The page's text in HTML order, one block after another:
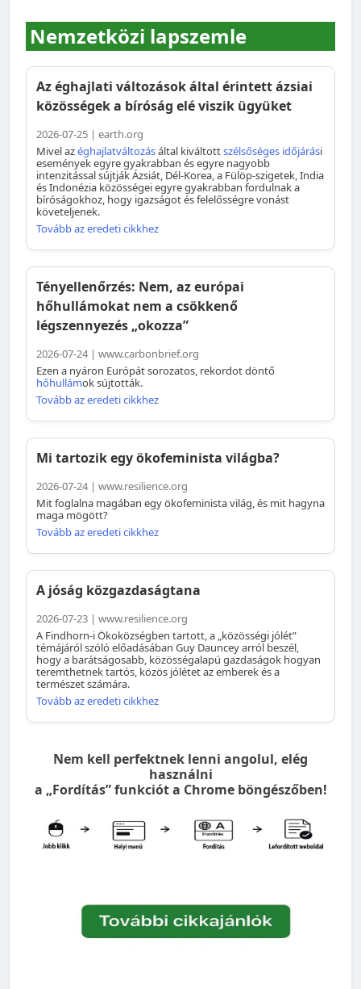
Nemzetközi lapszemle
Az éghajlati változások által érintett ázsiai
közösségek a bíróság elé viszik ügyüket
2026-07-25 | earth.org
Mivel azéghajlatváltozásáltal kiváltottszélsőséges időjárási
események egyre gyakrabban és egyre nagyobb
intenzitással sújtják Ázsiát, Dél-Korea, a Fülöp-szigetek, India
és Indonézia közösségei egyre gyakrabban fordulnak a
bíróságokhoz, hogy igazságot és felelősségre vonást
követeljenek.
Tovább az eredeti cikkhez
Tényellenőrzés: Nem, az európai
hőhullámokat nem a csökkenő
légszennyezés „okozza”
2026-07-24 | www.carbonbrief.org
Ezen a nyáron Európát sorozatos, rekordot döntő
hőhullámok sújtották.
Tovább az eredeti cikkhez
Mi tartozik egy ökofeminista világba?
2026-07-24 | www.resilience.org
Mit foglalna magában egy ökofeminista világ, és mit hagyna
maga mögött?
Tovább az eredeti cikkhez
A jóság közgazdaságtana
2026-07-23 | www.resilience.org
A Findhorn-i Ökoközségben tartott, a „közösségi jólét”
témájáról szóló előadásában Guy Dauncey arról beszél,
hogy a barátságosabb, közösségalapú gazdaságok hogyan
teremthetnek tartós, közös jólétet az emberek és a
természet számára.
Tovább az eredeti cikkhez
Nem kell perfektnek lenni angolul, elég
használni
a „Fordítás” funkciót a Chrome böngészőben!